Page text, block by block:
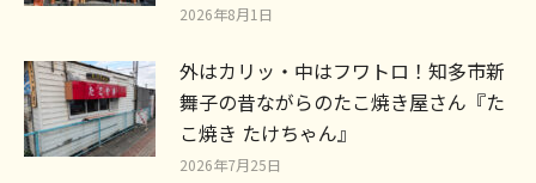
2026年8月1日
外はカリッ・中はフワトロ！知多市新
舞子の昔ながらのたこ焼き屋さん『た
こ焼き たけちゃん』
2026年7月25日